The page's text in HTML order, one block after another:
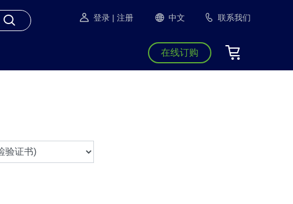
登录 | 注册 中文 联系我们
在线订购